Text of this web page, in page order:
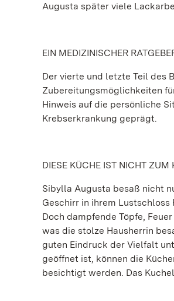
Augusta später viele
EIN MEDIZINISCHER
Der vierte und letzte Teil des
Zubereitungsmöglichkeiten
Hinweis auf die persönliche
Krebserkrankung geprägt.
DIESE KÜCHE IST NICHT ZUM
Sibylla Augusta besaß nicht
Geschirr in ihrem Lustschloss
Doch dampfende Töpfe,
was die stolze Hausherrin
guten Eindruck der Vielfalt
geöffnet ist, können die
besichtigt werden. Das